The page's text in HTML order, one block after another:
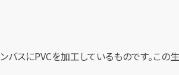
バスにPVCを加工しているものです。こ